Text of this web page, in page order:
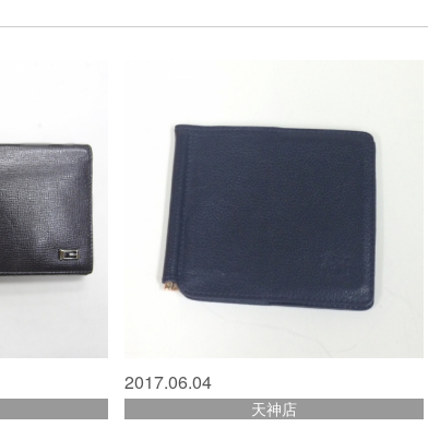
2017.06.04
天神店